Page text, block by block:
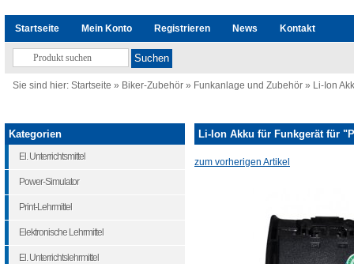
Startseite Mein Konto Registrieren News Kontakt
Sie sind hier: Startseite » Biker-Zubehör » Funkanlage und Zubehör » Li-Ion
Li-Ion Akku für Funkgerät für
zum vorherigen Artikel
Kategorien
El. Unterrichtsmittel
Power-Simulator
Print-Lehrmittel
Elektronische Lehrmittel
El. Unterrichtslehrmittel